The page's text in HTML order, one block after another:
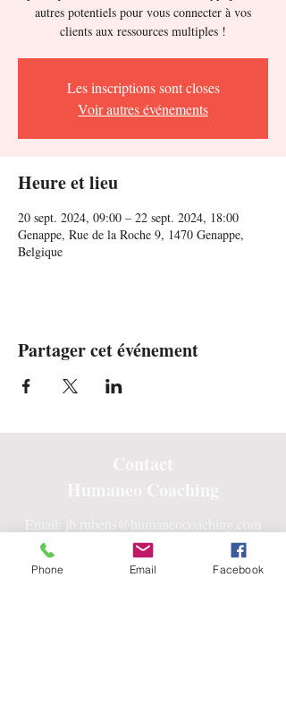
autres potentiels pour vous connecter à vos
clients aux ressources multiples !
Les inscriptions sont closes
Voir autres événements
Heure et lieu
20 sept. 2024, 09:00 – 22 sept. 2024, 18:00
Genappe, Rue de la Roche 9, 1470 Genappe,
Belgique
Partager cet événement
jb.rubens@humaneocoaching.com
Tel: +32 478 99 03 58
Phone Email Facebook